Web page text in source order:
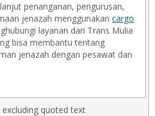
penanganan, pengurusan,
jenazah menggunakancargo
layanan dari Trans Mulia
bisa membantu tentang
jenazah dengan pesawat dan
excluding quoted text